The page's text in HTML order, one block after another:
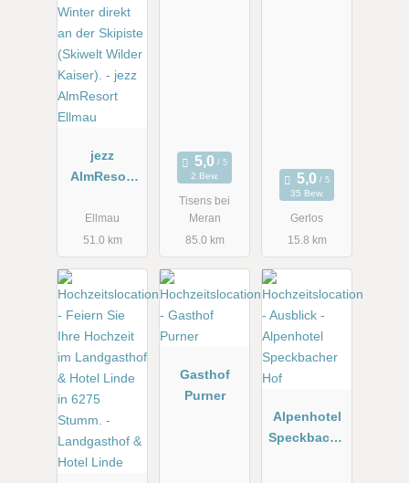
jezz
AlmResort
Ellmau
51.0 km
2 Bew.
Tisens bei
Meran
85.0 km
35 Bew.
Gerlos
15.8 km
Gasthof
Purner
Alpenhotel
Speckbache